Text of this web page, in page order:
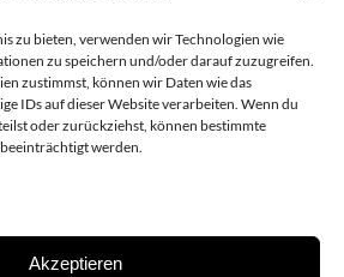
zu bieten, verwenden wir Technologien wie
zu speichern und/oder darauf zuzugreifen.
zustimmst, können wir Daten wie das
IDs auf dieser Website verarbeiten. Wenn du
oder zurückziehst, können bestimmte
werden.
Akzeptieren